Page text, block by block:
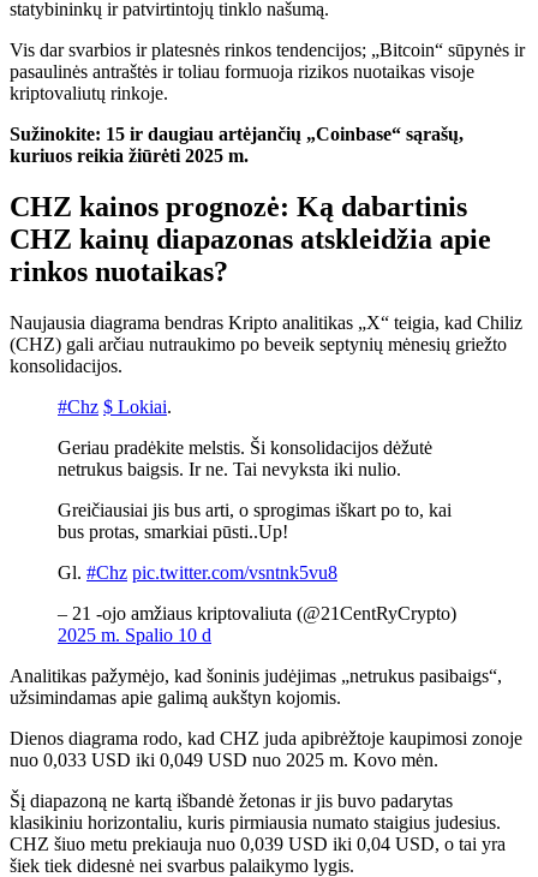
statybininkų ir patvirtintojų tinklo našumą.
Vis dar svarbios ir platesnės rinkos tendencijos; „Bitcoin“ sūpynės ir
pasaulinės antraštės ir toliau formuoja rizikos nuotaikas visoje
kriptovaliutų rinkoje.
Sužinokite: 15 ir daugiau artėjančių „Coinbase“ sąrašų,
kuriuos reikia žiūrėti 2025 m.
CHZ kainos prognozė: Ką dabartinis
CHZ kainų diapazonas atskleidžia apie
rinkos nuotaikas?
Naujausia diagrama bendras Kripto analitikas „X“ teigia, kad Chiliz
(CHZ) gali arčiau nutraukimo po beveik septynių mėnesių griežto
konsolidacijos.
#Chz $ Lokiai.
Geriau pradėkite melstis. Ši konsolidacijos dėžutė
netrukus baigsis. Ir ne. Tai nevyksta iki nulio.
Greičiausiai jis bus arti, o sprogimas iškart po to, kai
bus protas, smarkiai pūsti..Up!
Gl. #Chz pic.twitter.com/vsntnk5vu8
– 21 -ojo amžiaus kriptovaliuta (@21CentRyCrypto)
2025 m. Spalio 10 d
Analitikas pažymėjo, kad šoninis judėjimas „netrukus pasibaigs“,
užsimindamas apie galimą aukštyn kojomis.
Dienos diagrama rodo, kad CHZ juda apibrėžtoje kaupimosi zonoje
nuo 0,033 USD iki 0,049 USD nuo 2025 m. Kovo mėn.
Šį diapazoną ne kartą išbandė žetonas ir jis buvo padarytas
klasikiniu horizontaliu, kuris pirmiausia numato staigius judesius.
CHZ šiuo metu prekiauja nuo 0,039 USD iki 0,04 USD, o tai yra
šiek tiek didesnė nei svarbus palaikymo lygis.